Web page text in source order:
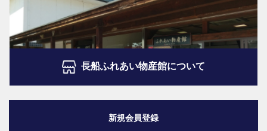
長船ふれあい物産館について
新規会員登録